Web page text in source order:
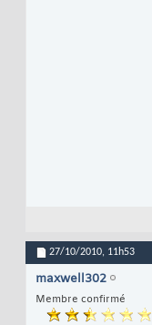
27/10/2010, 11h53
maxwell302
Membre confirmé